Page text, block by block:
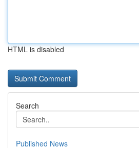
HTML is disabled
Search
Published News